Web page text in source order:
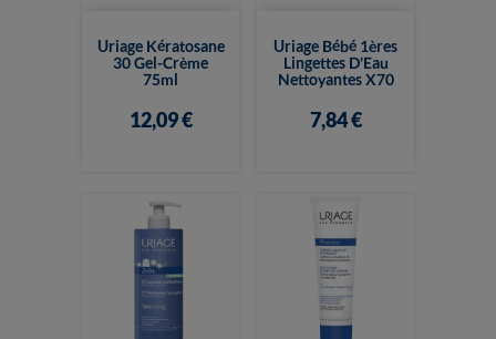
Uriage Kératosane
30 Gel-Crème
75ml
12,09 €
Uriage Bébé 1ères
Lingettes D'Eau
Nettoyantes X70
7,84 €